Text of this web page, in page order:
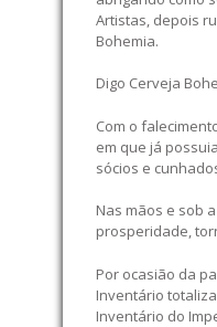
Artistas, depois
Bohemia.
Digo Cerveja
Com o
em que já
sócios e
Nas mãos e sob
prosperidade,
Por ocasião da
Inventário
Inventário do